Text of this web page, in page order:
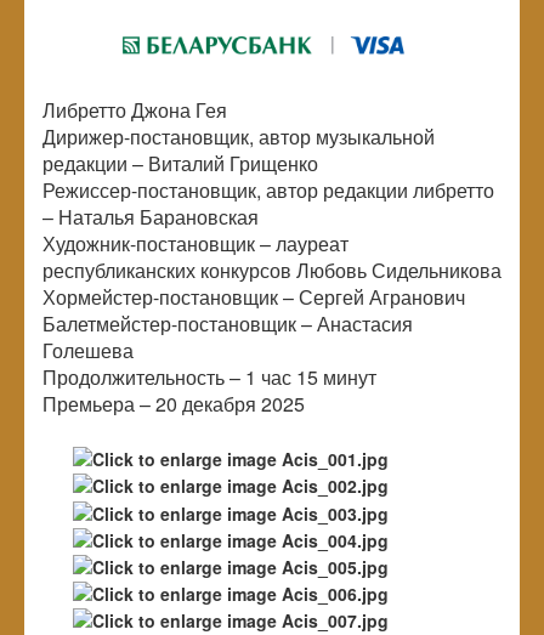
Либретто Джона Гея
Дирижер-постановщик, автор музыкальной
редакции – Виталий Грищенко
Режиссер-постановщик, автор редакции либретто
– Наталья Барановская
Художник-постановщик – лауреат
республиканских конкурсов Любовь Сидельникова
Хормейстер-постановщик – Сергей Агранович
Балетмейстер-постановщик – Анастасия
Голешева
Продолжительность – 1 час 15 минут
Премьера – 20 декабря 2025